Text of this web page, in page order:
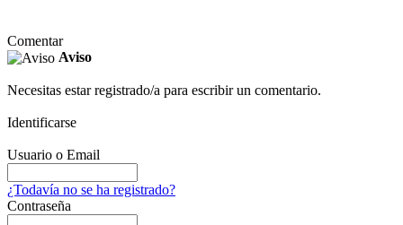
Comentar
Aviso
Necesitas estar registrado/a para escribir un comentario.
Identificarse
Usuario o Email
¿Todavía no se ha registrado?
Contraseña